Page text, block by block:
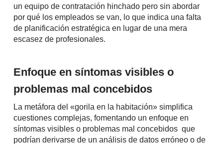
un equipo de contratación hinchado pero sin abordar
por qué los empleados se van, lo que indica una falta
de planificación estratégica en lugar de una mera
escasez de profesionales.
Enfoque en síntomas visibles o
problemas mal concebidos
La metáfora del «gorila en la habitación» simplifica
cuestiones complejas, fomentando un enfoque en
síntomas visibles o problemas mal concebidos que
podrían derivarse de un análisis de datos erróneo o de